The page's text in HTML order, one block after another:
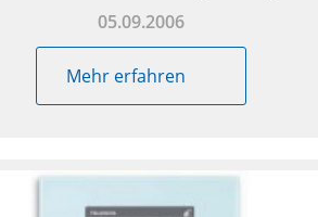
05.09.2006
Mehr erfahren